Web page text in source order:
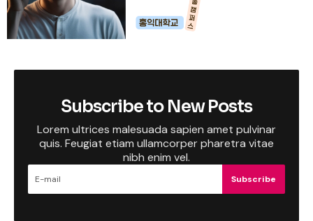
Subscribe to New Posts
Lorem ultrices malesuada sapien amet pulvinar
quis. Feugiat etiam ullamcorper pharetra vitae
nibh enim vel.
Subscribe